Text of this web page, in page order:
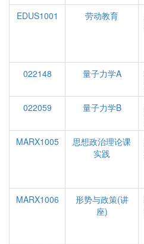
EDUS1001
劳动教育
022148
量子力学A
022059
量子力学B
MARX1005
思想政治理论课
实践
MARX1006
形势与政策(讲
座)